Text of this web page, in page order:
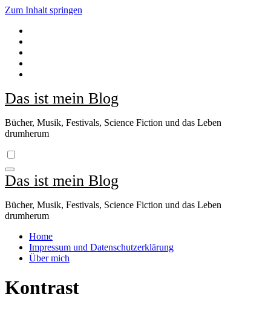
Zum Inhalt springen
Das ist mein Blog
Bücher, Musik, Festivals, Science Fiction und das Leben
drumherum
Das ist mein Blog
Bücher, Musik, Festivals, Science Fiction und das Leben
drumherum
Home
Impressum und Datenschutzerklärung
Über mich
Kontrast